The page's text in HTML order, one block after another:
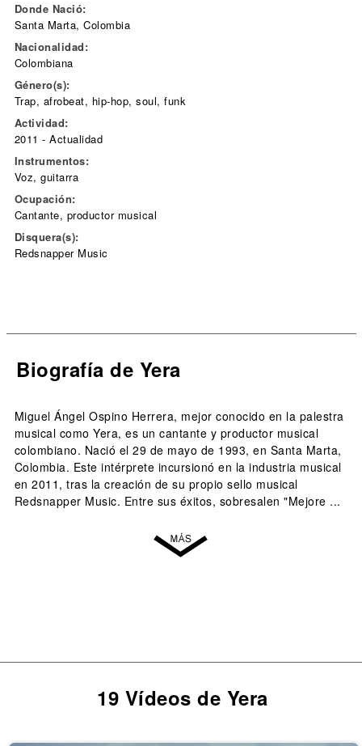
Donde Nació:
Santa Marta, Colombia
Nacionalidad:
Colombiana
Género(s):
Trap, afrobeat, hip-hop, soul, funk
Actividad:
2011 - Actualidad
Instrumentos:
Voz, guitarra
Ocupación:
Cantante, productor musical
Disquera(s):
Redsnapper Music
Biografía de Yera
Miguel Ángel Ospino Herrera, mejor conocido en la palestra
musical como Yera, es un cantante y productor musical
colombiano. Nació el 29 de mayo de 1993, en Santa Marta,
Colombia. Este intérprete incursionó en la industria musical
en 2011, tras la creación de su propio sello musical
Redsnapper Music. Entre sus éxitos, sobresalen "Mejore ...
19 Vídeos de Yera